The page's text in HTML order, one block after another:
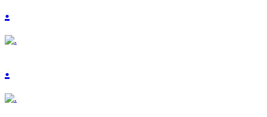
.
.